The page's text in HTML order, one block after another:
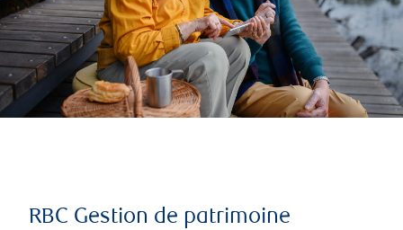
RBC Gestion de patrimoine